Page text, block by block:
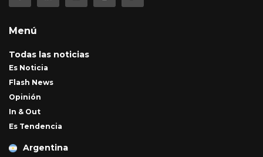
Menú
Todas las noticias
Es Noticia
Flash News
Opinión
In & Out
Es Tendencia
Argentina